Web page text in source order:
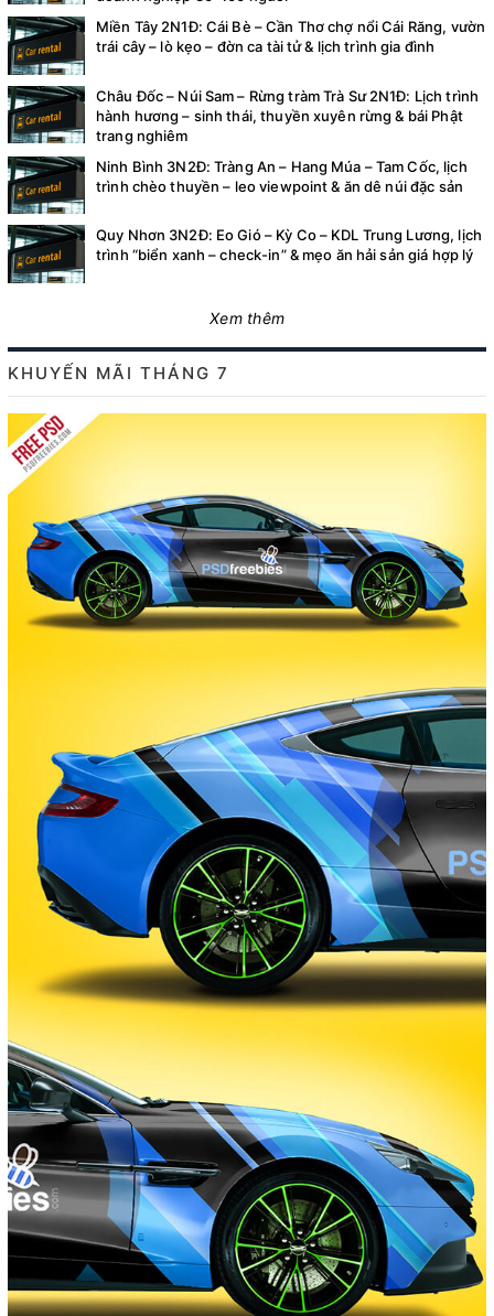
Miền Tây 2N1Đ: Cái Bè – Cần Thơ chợ nổi Cái Răng, vườn
trái cây – lò kẹo – đờn ca tài tử & lịch trình gia đình
Châu Đốc – Núi Sam – Rừng tràm Trà Sư 2N1Đ: Lịch trình
hành hương – sinh thái, thuyền xuyên rừng & bái Phật
trang nghiêm
Ninh Bình 3N2Đ: Tràng An – Hang Múa – Tam Cốc, lịch
trình chèo thuyền – leo viewpoint & ăn dê núi đặc sản
Quy Nhơn 3N2Đ: Eo Gió – Kỳ Co – KDL Trung Lương, lịch
trình “biển xanh – check-in” & mẹo ăn hải sản giá hợp lý
Xem thêm
KHUYẾN MÃI THÁNG 7